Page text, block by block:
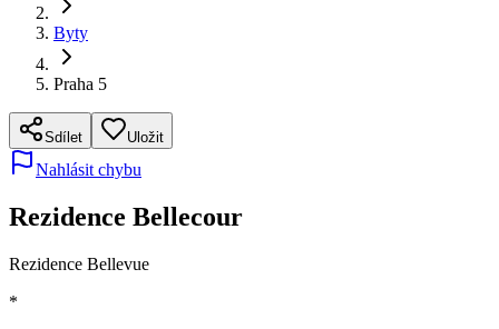
Byty
Praha 5
Sdílet Uložit
Nahlásit chybu
Rezidence Bellecour
Rezidence Bellevue
*